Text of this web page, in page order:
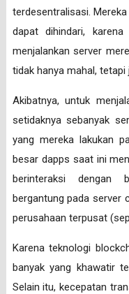
terdesentralisasi.
dapat dihindari,
menjalankan server
tidak hanya mahal,
Akibatnya, untuk
setidaknya sebanyak
yang mereka lakukan
besar dapps saat ini
berinteraksi dengan
bergantung pada server
perusahaan terpusat
Karena teknologi
banyak yang khawatir
Selain itu, kecepatan